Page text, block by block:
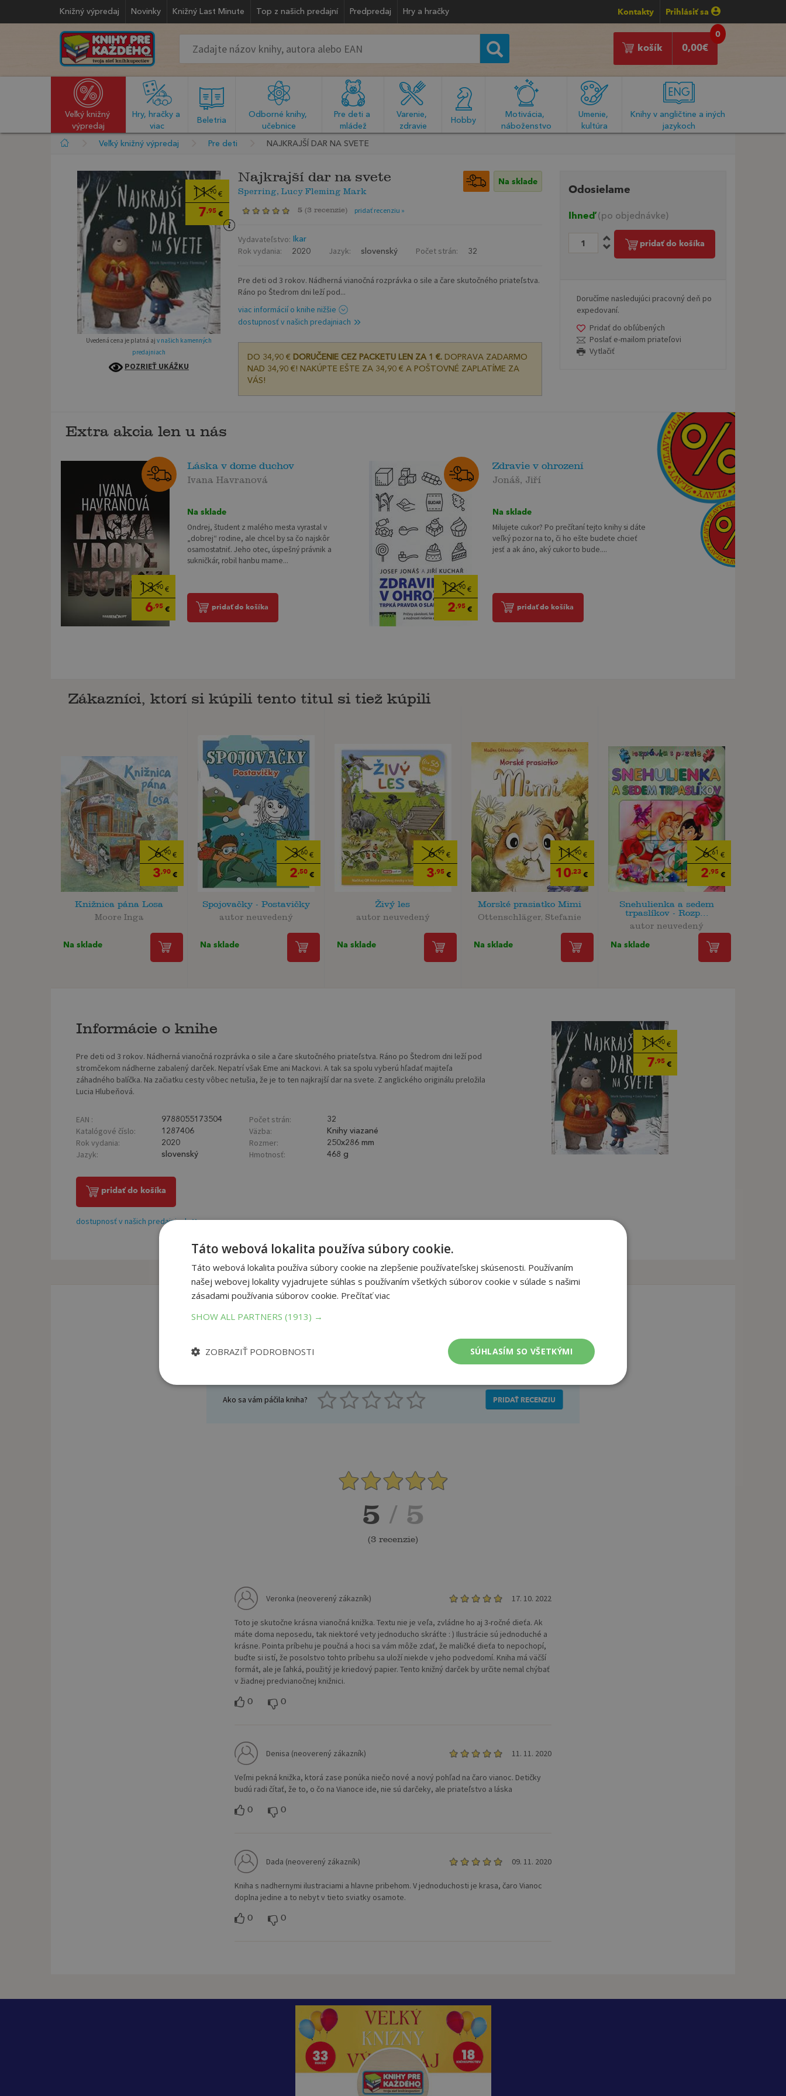
Knižný výpredaj Novinky Knižný Last Minute Top z našich predajní Predpredaj Hry a hračky Kontakty Prihlásiť sa
0
0,00€
košík
Veľký knižný
výpredaj
Hry, hračky a
viac
Beletria
Odborné knihy,
učebnice
Pre deti a
mládež
Varenie,
zdravie
Hobby
Motivácia,
náboženstvo
Umenie,
kultúra
Knihy v angličtine a iných
jazykoch
Veľký knižný výpredaj Pre deti NAJKRAJŠÍ DAR NA SVETE
11,90 €
7,95 €
Uvedená cena je platná aj v našich kamenných
predajniach
POZRIEŤ UKÁŽKU
Najkrajší dar na svete
Sperring, Lucy Fleming Mark
Na sklade
5 (3 recenzie) pridať recenziu »
Vydavateľstvo: Ikar
Rok vydania: 2020 Jazyk: slovenský Počet strán: 32
Pre deti od 3 rokov. Nádherná vianočná rozprávka o sile a čare skutočného priateľstva.
Ráno po Štedrom dni leží pod...
viac informácií o knihe nižšie
dostupnosť v našich predajniach
DO 34,90 € DORUČENIE CEZ PACKETU LEN ZA 1 €.DOPRAVA ZADARMO
NAD 34,90 €! NAKÚPTE EŠTE ZA 34,90 € A POŠTOVNÉ ZAPLATÍME ZA
VÁS!
Odosielame
Ihneď(po objednávke)
pridať do košíka
Doručíme nasledujúci pracovný deň po
expedovaní.
Pridať do obľúbených
Poslať e-mailom priateľovi
Vytlačiť
Extra akcia len u nás
13,90€
6,95€
Láska v dome duchov
Ivana Havranová
Na sklade
Ondrej, študent z malého mesta vyrastal v
„dobrej“ rodine, ale chcel by sa čo najskôr
osamostatniť. Jeho otec, úspešný právnik a
sukničkár, robil hanbu mame...
pridať do košíka
12,90€
2,95€
Zdravie v ohrození
Jonáš, Jiří
Na sklade
Milujete cukor? Po prečítaní tejto knihy si dáte
veľký pozor na to, či ho ešte budete chcieť
jesť a ak áno, aký cukor to bude....
pridať do košíka
Zákazníci, ktorí si kúpili tento titul si tiež kúpili
6,90 €
3,90 €
Knižnica pána Losa
Moore Inga
Na sklade
3,60 €
2,50 €
Spojovačky - Postavičky
autor neuvedený
Na sklade
6,99 €
3,95 €
Živý les
autor neuvedený
Na sklade
11,90 €
10,23 €
Morské prasiatko Mimi
Ottenschläger, Stefanie
Na sklade
6,61 €
2,95€
Snehulienka a sedem
trpaslíkov - Rozp...
autor neuvedený
Na sklade
Informácie o knihe
Pre deti od 3 rokov. Nádherná vianočná rozprávka o sile a čare skutočného priateľstva. Ráno po Štedrom dni leží pod
stromčekom nádherne zabalený darček. Nepatrí však Eme ani Mackovi. A tak sa spolu vyberú hľadať majiteľa
záhadného balíčka. Na začiatku cesty vôbec netušia, že je to ten najkrajší dar na svete. Z anglického originálu preložila
Lucia Hlubeňová.
EAN : 9788055173504
Katalógové číslo: 1287406
Rok vydania: 2020
Jazyk: slovenský
Počet strán: 32
Väzba: Knihy viazané
Rozmer: 250x286 mm
Hmotnosť: 468 g
pridať do košíka
dostupnosť v našich predajniach
11,90€
7,95€
Ako sa vám páčila kniha? PRIDAŤ RECENZIU
5 / 5
(3 recenzie)
Veronka (neoverený zákazník) 17. 10. 2022
Toto je skutočne krásna vianočná knižka. Textu nie je veľa, zvládne ho aj 3-ročné dieťa. Ak
máte doma neposedu, tak niektoré vety jednoducho skráťte : ) Ilustrácie sú jednoduché a
krásne. Pointa príbehu je poučná a hoci sa vám môže zdať, že maličké dieťa to nepochopí,
buďte si istí, že posolstvo tohto príbehu sa uloží niekde v jeho podvedomí. Kniha má väčší
formát, ale je ľahká, použitý je kriedový papier. Tento knižný darček by určite nemal chýbať
v žiadnej predvianočnej knižnici.
0 0
Denisa (neoverený zákazník) 11. 11. 2020
Veľmi pekná knižka, ktorá zase ponúka niečo nové a nový pohľad na čaro vianoc. Detičky
budú radi čítať, že to, o čo na Vianoce ide, nie sú darčeky, ale priateľstvo a láska
0 0
Dada (neoverený zákazník) 09. 11. 2020
Kniha s nadhernymi ilustraciami a hlavne pribehom. V jednoduchosti je krasa, čaro Vianoc
doplna jedine a to nebyt v tieto sviatky osamote.
0 0
Táto webová lokalita používa súbory cookie.
Táto webová lokalita používa súbory cookie na zlepšenie používateľskej skúsenosti. Používaním
našej webovej lokality vyjadrujete súhlas s používaním všetkých súborov cookie v súlade s našimi
zásadami používania súborov cookie. Prečítať viac
SHOW ALL PARTNERS (1913) →
SÚHLASÍM SO VŠETKÝMI
ZOBRAZIŤ PODROBNOSTI